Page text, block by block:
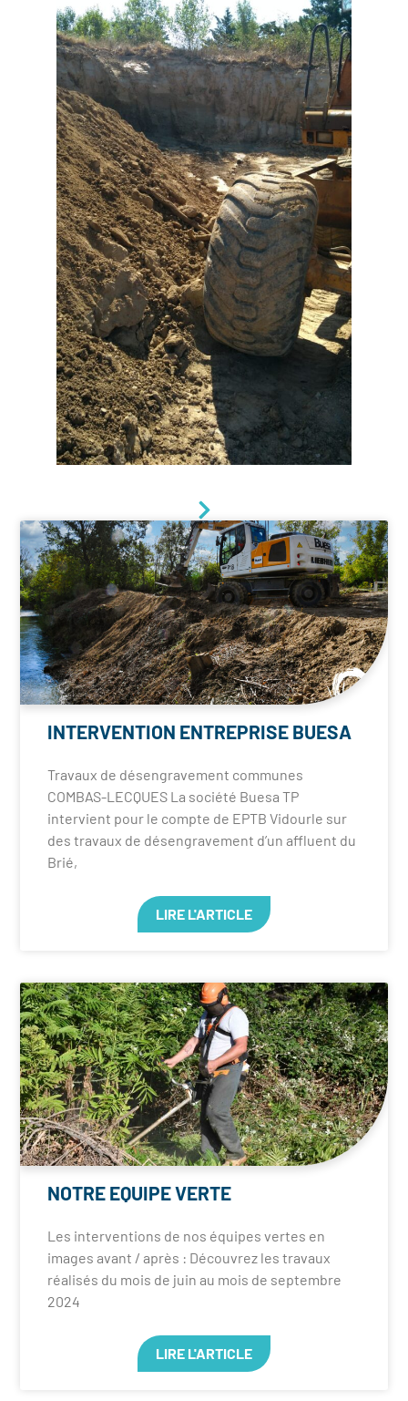
INTERVENTION ENTREPRISE BUESA
Travaux de désengravement communes
COMBAS-LECQUES La société Buesa TP
intervient pour le compte de EPTB Vidourle sur
des travaux de désengravement d’un affluent du
Brié,
LIRE L'ARTICLE
NOTRE EQUIPE VERTE
Les interventions de nos équipes vertes en
images avant / après : Découvrez les travaux
réalisés du mois de juin au mois de septembre
2024
LIRE L'ARTICLE